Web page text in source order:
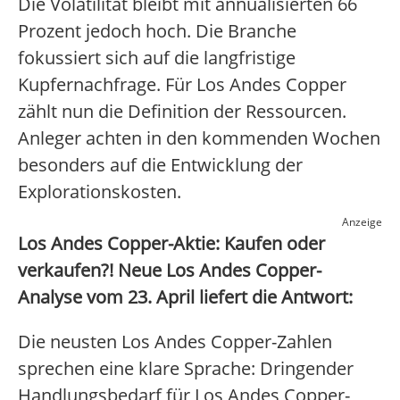
Prozent jedoch hoch. Die Branche
fokussiert sich auf die langfristige
Kupfernachfrage. Für Los Andes Copper
zählt nun die Definition der Ressourcen.
Anleger achten in den kommenden Wochen
besonders auf die Entwicklung der
Explorationskosten.
Anzeige
Los Andes Copper-Aktie: Kaufen oder
verkaufen?! Neue Los Andes Copper-
Analyse vom 23. April liefert die Antwort:
Die neusten Los Andes Copper-Zahlen
sprechen eine klare Sprache: Dringender